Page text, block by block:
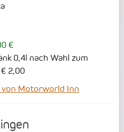
€
0,4l nach Wahl zum
2,00
von Motorworld Inn